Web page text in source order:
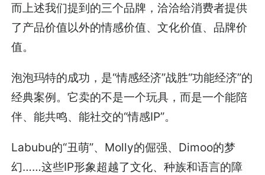
而上述我们提到的三个品牌，洽洽给消费者提供
了产品价值以外的情感价值、文化价值、品牌价
值。
泡泡玛特的成功，是“情感经济”战胜“功能经济”的
经典案例。它卖的不是一个玩具，而是一个能陪
伴、能共鸣、能社交的“情感IP”。
Labubu的“丑萌”、Molly的倔强、Dimoo的梦
幻……这些IP形象超越了文化、种族和语言的障